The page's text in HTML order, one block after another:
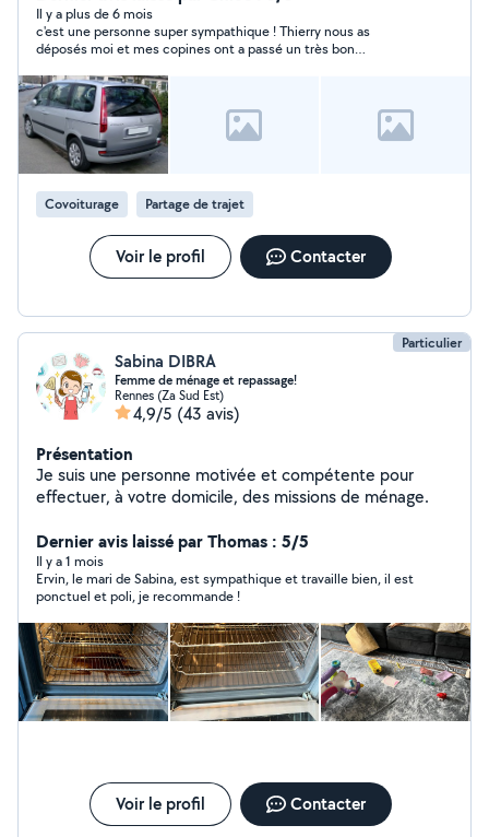
Il y a plus de 6 mois
c'est une personne super sympathique ! Thierry nous as
déposés moi et mes copines ont a passé un très bon
Covoiturage Partage de trajet
Voir le profil Contacter
Particulier
Sabina DIBRA
Femme de ménage et repassage!
Rennes (Za Sud Est)
4,9/5 (43 avis)
Présentation
Je suis une personne motivée et compétente pour
effectuer, à votre domicile, des missions de ménage.
Dernier avis laissé par Thomas : 5/5
Il y a 1 mois
Ervin, le mari de Sabina, est sympathique et travaille bien, il est
ponctuel et poli, je recommande !
Voir le profil Contacter